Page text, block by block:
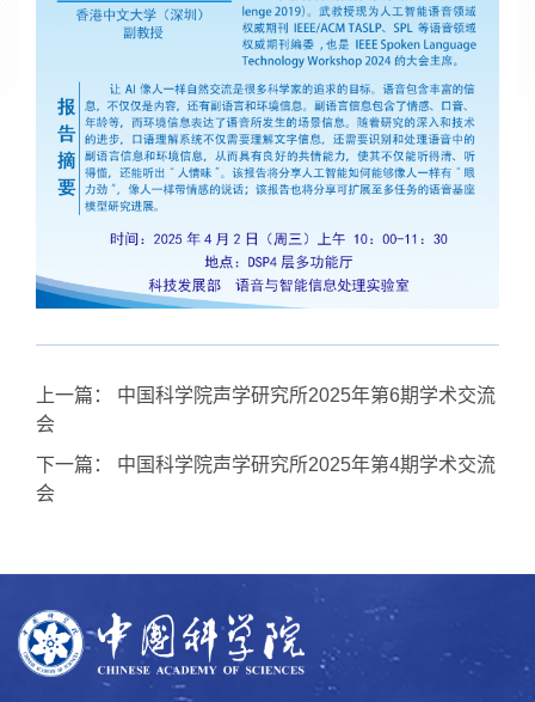
上一篇：
中国科学院声学研究所2025年第6期学术交流
会
下一篇：
中国科学院声学研究所2025年第4期学术交流
会